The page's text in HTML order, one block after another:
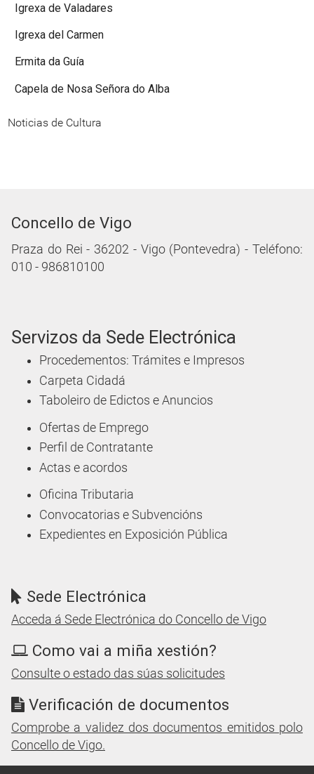
Igrexa de Valadares
Igrexa del Carmen
Ermita da Guía
Capela de Nosa Señora do Alba
Noticias de Cultura
Concello de Vigo
Praza do Rei - 36202 - Vigo (Pontevedra) - Teléfono:
010 - 986810100
Servizos da Sede Electrónica
Procedementos: Trámites e Impresos
Carpeta Cidadá
Taboleiro de Edictos e Anuncios
Ofertas de Emprego
Perfil de Contratante
Actas e acordos
Oficina Tributaria
Convocatorias e Subvencións
Expedientes en Exposición Pública
Sede Electrónica
Acceda á Sede Electrónica do Concello de Vigo
Como vai a miña xestión?
Consulte o estado das súas solicitudes
Verificación de documentos
Comprobe a validez dos documentos emitidos polo
Concello de Vigo.